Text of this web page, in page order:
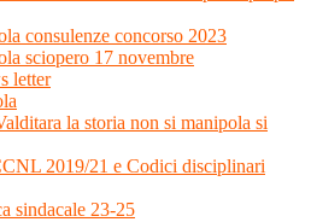
consulenze concorso 2023
sciopero 17 novembre
letter
la storia non si manipola si
2019/21 e Codici disciplinari
sindacale 23-25